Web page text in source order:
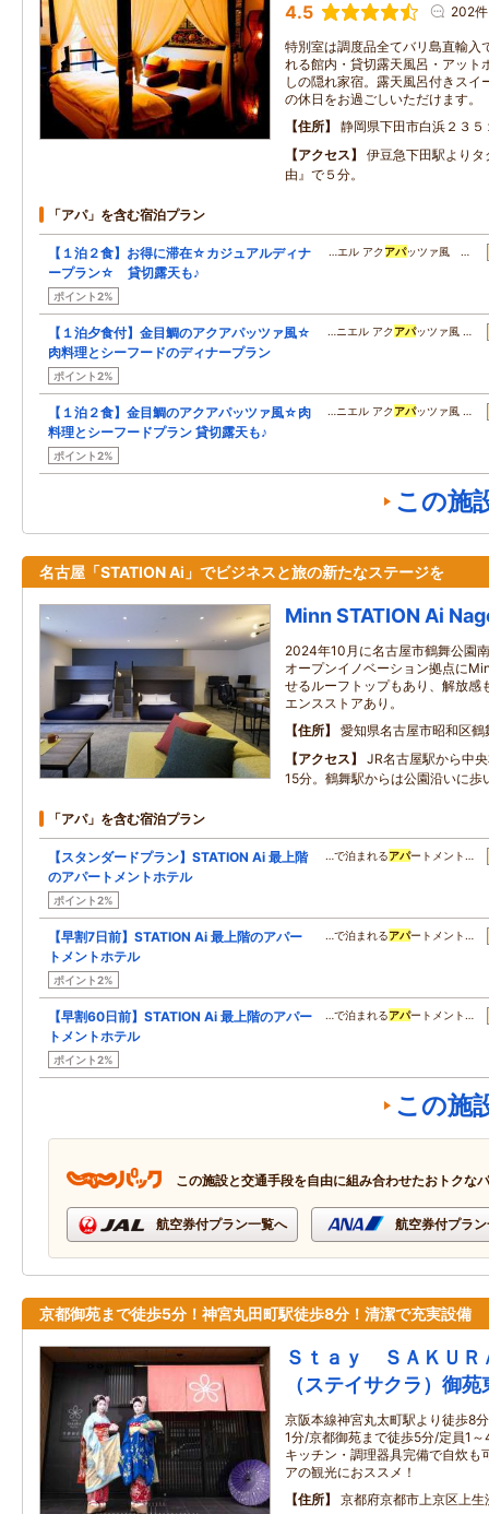
4.5 202件
特別室は調度品全てバリ島直輸入
れる館内・貸切露天風呂・アット
しの隠れ家宿。露天風呂付きスイ
の休日をお過ごしいただけます。
住所
静岡県下田市白浜２３５
アクセス
伊豆急下田駅より
由』で５分。
「アパ」を含む宿泊プラン
【１泊２食】お得に滞在☆カジュアルディナ
ープラン☆ 貸切露天も♪
ポイント2%
…エル アクアパッツァ風 …
【１泊夕食付】金目鯛のアクアパッツァ風☆
肉料理とシーフードのディナープラン
ポイント2%
…ニエル アクアパッツァ風 …
【１泊２食】金目鯛のアクアパッツァ風☆肉
料理とシーフードプラン 貸切露天も♪
ポイント2%
…ニエル アクアパッツァ風 …
この施
名古屋「STATION Ai」でビジネスと旅の新たなステージを
Minn STATION Ai
2024年10月に名古屋市鶴舞公園
オープンイノベーション拠点に
せるルーフトップもあり、解放感
エンスストアあり。
住所
愛知県名古屋市昭和区鶴
アクセス
JR名古屋駅から中
15分。鶴舞駅からは公園沿いに歩
「アパ」を含む宿泊プラン
【スタンダードプラン】STATION Ai 最上階
のアパートメントホテル
ポイント2%
…で泊まれるアパートメント…
【早割7日前】STATION Ai 最上階のアパー
トメントホテル
ポイント2%
…で泊まれるアパートメント…
【早割60日前】STATION Ai 最上階のアパー
トメントホテル
ポイント2%
…で泊まれるアパートメント…
この施
この施設と交通手段を自由に組み合わせたおトクな
航空券付プラン一覧へ 航空券付プラ
京都御苑まで徒歩5分！神宮丸田町駅徒歩8分！清潔で充実設備
Ｓｔａｙ ＳＡＫＵ
（ステイサクラ）御苑
京阪本線神宮丸太町駅より徒歩8
1分/京都御苑まで徒歩5分/定員1
キッチン・調理器具完備で自炊も
アの観光におススメ！
住所
京都府京都市上京区上